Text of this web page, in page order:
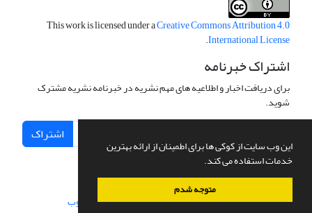
این وب سایت از کوکی ها برای اطمینان از ارائه بهترین
خدمات استفاده می کند.
متوجه شدم
This work is licensed under aCreative Commons Attribution 4.0
International License
.
اشتراک خبرنامه
برای دریافت اخبار و اطلاعیه های مهم نشریه در خبرنامه نشریه مشترک
شوید.
اشتراک
سامانه مدیریت نشریات علمی.طراحی و پیاده سازی از سیناوب